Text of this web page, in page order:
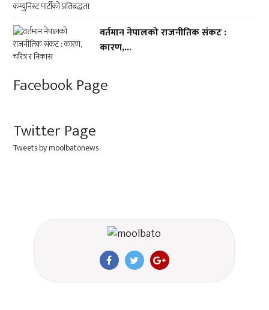
वर्तमान नेपालको राजनीतिक संकट :
कारण,...
Facebook Page
Twitter Page
Tweets by moolbatonews